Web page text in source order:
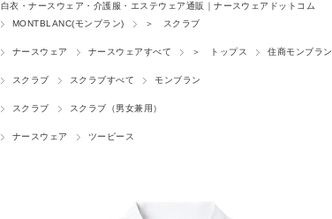
白衣・ナースウェア・介護服・エステウェア通販｜ナースウェアドットコム
MONTBLANC(モンブラン)
＞ スクラブ
ナースウェア ナースウェアすべて ＞ トップス 住商モンブラン
スクラブ スクラブすべて モンブラン
スクラブ スクラブ（男女兼用）
ナースウェア ツーピース